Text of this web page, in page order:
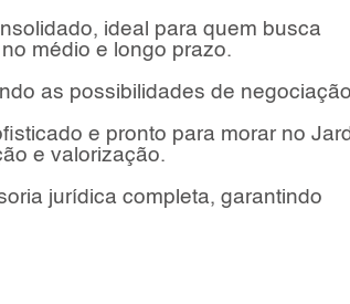
ideal para quem busca
médio e longo prazo.
as possibilidades de
e pronto para morar no
e valorização.
jurídica completa, garantindo